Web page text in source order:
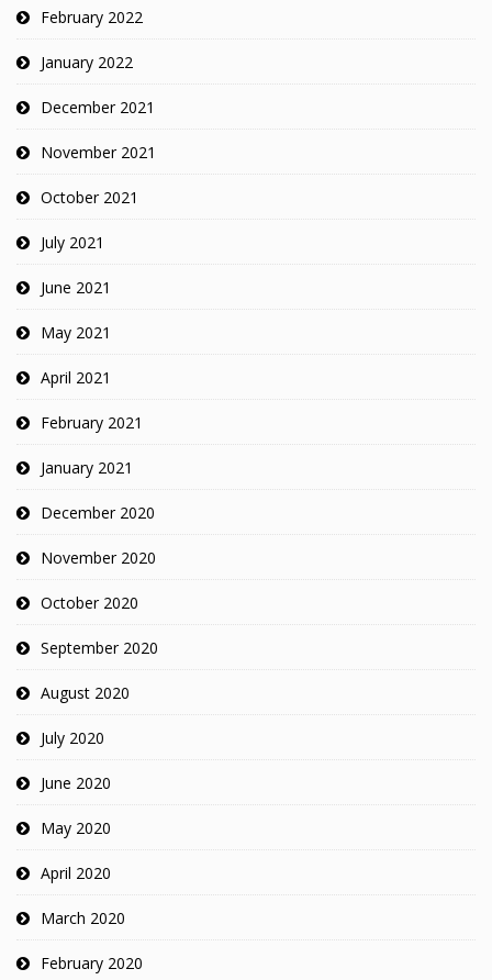
February 2022
January 2022
December 2021
November 2021
October 2021
July 2021
June 2021
May 2021
April 2021
February 2021
January 2021
December 2020
November 2020
October 2020
September 2020
August 2020
July 2020
June 2020
May 2020
April 2020
March 2020
February 2020